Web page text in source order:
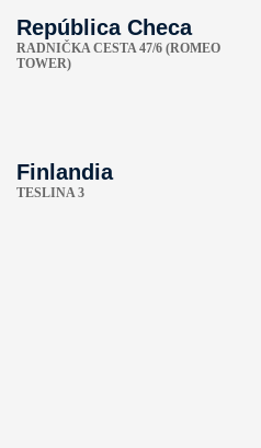
República Checa
RADNIČKA CESTA 47/6 (ROMEO
TOWER)
Finlandia
TESLINA 3